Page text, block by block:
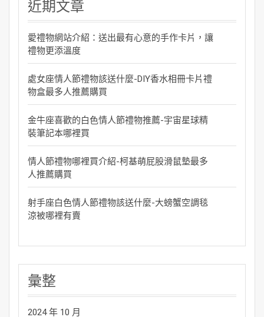
近期文章
愛禮物網站介紹：送出最有心意的手作卡片，讓
禮物更添溫度
處女座情人節禮物該送什麼-DIY香水相冊卡片禮
物盒最多人推薦購買
金牛座喜歡的白色情人節禮物推薦-宇宙星球精
裝筆記本哪裡買
情人節禮物哪裡買介紹-柯基萌屁股滑鼠墊最多
人推薦購買
射手座白色情人節禮物該送什麼-大螃蟹空調毯
涼被哪裡有賣
彙整
2024 年 10 月